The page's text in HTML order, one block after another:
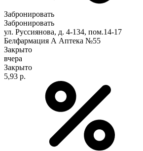
Забронировать
Забронировать
ул. Руссиянова, д. 4-134, пом.14-17
Белфармация А Аптека №55
Закрыто
вчера
Закрыто
5,93 р.